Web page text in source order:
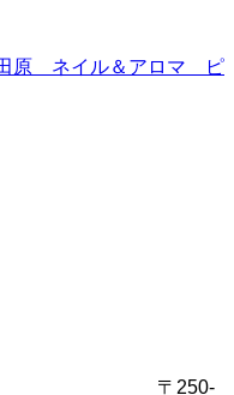
田原 ネイル＆アロマ ピ
〒250-